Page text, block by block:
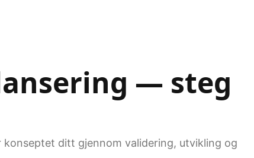
— steg
ditt gjennom validering, utvikling og